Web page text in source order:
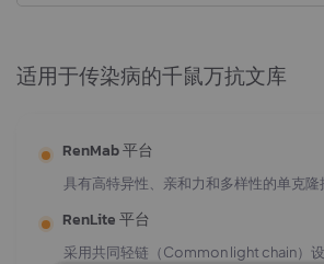
适用于传染病的千鼠万抗文库
RenMab 平台
具有高特异性、亲和力和多样性的单克隆
RenLite 平台
采用共同轻链（Common light chain）